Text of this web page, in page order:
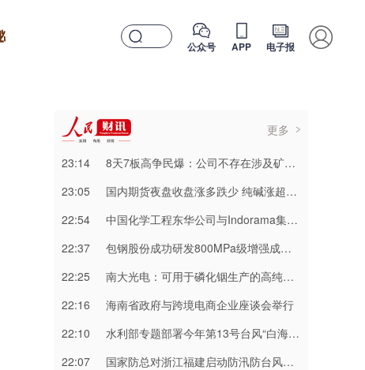
公众号 APP 电子报
更多
23:14
8天7板高争民爆：公司不存在涉及矿山资产注入和重大资产重组的具体计划
23:05
国内期货夜盘收盘涨多跌少 纯碱涨超3%
22:54
中国化学工程东华公司与Indorama集团正式签署安阳清洁制气示范项目EPC合同
22:37
包钢股份成功研发800MPa级增强成形性稀土热轧汽车钢
22:25
南大光电：可用于磷化铟生产的高纯三甲基铟产能目前约为2吨/年
22:16
海南省政府与跨境电商企业座谈会举行
22:10
水利部专题部署今年第13号台风“白海豚” 暴雨洪水防御工作
22:07
国家防总对浙江福建启动防汛防台风三级应急响应